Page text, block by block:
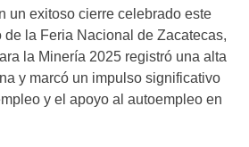
un exitoso cierre celebrado este
de la Feria Nacional de Zacatecas,
la Minería 2025 registró una alta
y marcó un impulso significativo
y el apoyo al autoempleo en